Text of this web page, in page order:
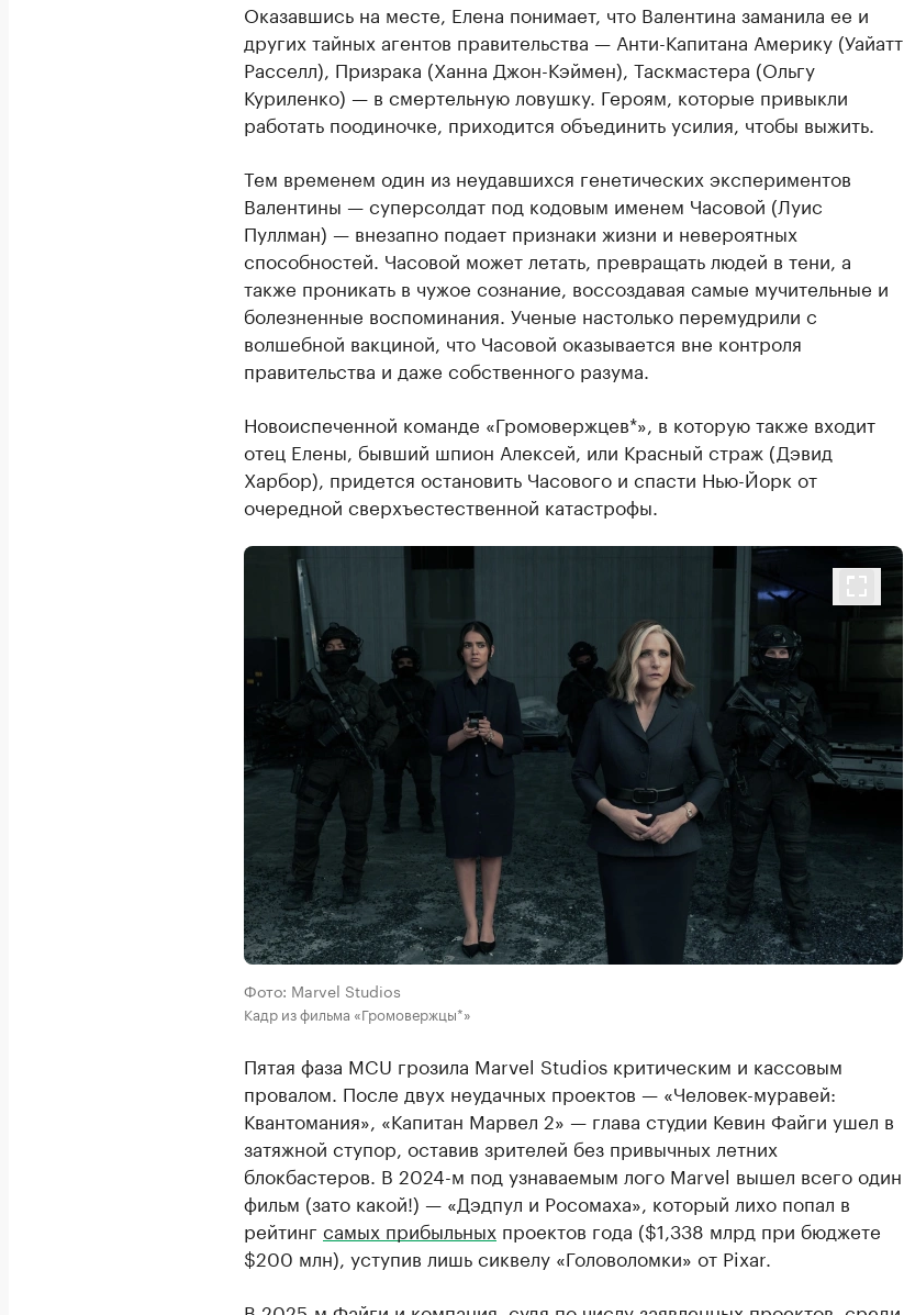
Оказавшись на месте, Елена понимает, что Валентина заманила ее и
других тайных агентов правительства — Анти-Капитана Америку (Уайатт
Расселл), Призрака (Ханна Джон-Кэймен), Таскмастера (Ольгу
Куриленко) — в смертельную ловушку. Героям, которые привыкли
работать поодиночке, приходится объединить усилия, чтобы выжить.
Тем временем один из неудавшихся генетических экспериментов
Валентины — суперсолдат под кодовым именем Часовой (Луис
Пуллман) — внезапно подает признаки жизни и невероятных
способностей. Часовой может летать, превращать людей в тени, а
также проникать в чужое сознание, воссоздавая самые мучительные и
болезненные воспоминания. Ученые настолько перемудрили с
волшебной вакциной, что Часовой оказывается вне контроля
правительства и даже собственного разума.
Новоиспеченной команде «Громовержцев*», в которую также входит
отец Елены, бывший шпион Алексей, или Красный страж (Дэвид
Харбор), придется остановить Часового и спасти Нью-Йорк от
очередной сверхъестественной катастрофы.
Фото: Marvel Studios
Кадр из фильма «Громовержцы*»
Пятая фаза MCU грозила Marvel Studios критическим и кассовым
провалом. После двух неудачных проектов — «Человек-муравей:
Квантомания», «Капитан Марвел 2» — глава студии Кевин Файги ушел в
затяжной ступор, оставив зрителей без привычных летних
блокбастеров. В 2024-м под узнаваемым лого Marvel вышел всего один
фильм (зато какой!) — «Дэдпул и Росомаха», который лихо попал в
рейтинг самых прибыльных проектов года ($1,338 млрд при бюджете
$200 млн), уступив лишь сиквелу «Головоломки» от Pixar.